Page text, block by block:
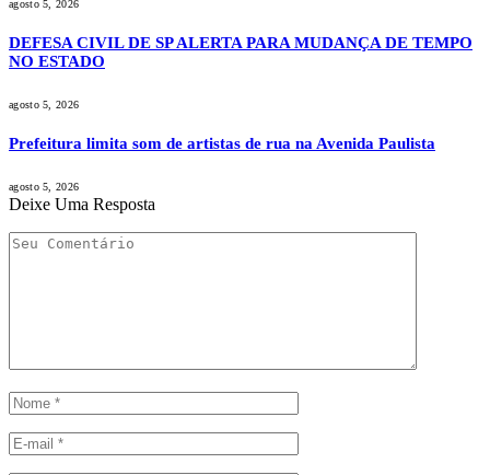
agosto 5, 2026
DEFESA CIVIL DE SP ALERTA PARA MUDANÇA DE TEMPO
NO ESTADO
agosto 5, 2026
Prefeitura limita som de artistas de rua na Avenida Paulista
agosto 5, 2026
Deixe Uma Resposta